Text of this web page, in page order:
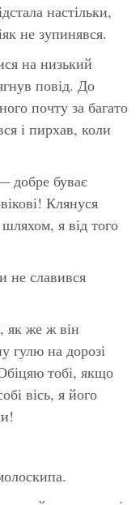
настільки,
не зупинявся.
на низький
повід. До
почту за багато
і пирхав, коли
добре буває
Клянуся
я від того
не славився
як же ж він
гулю на дорозі
тобі, якщо
вісь, я його